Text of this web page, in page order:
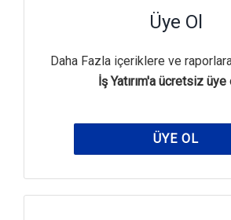
Üye Ol
Daha Fazla içeriklere ve
İş Yatırım'a ücretsiz üye
ÜYE OL